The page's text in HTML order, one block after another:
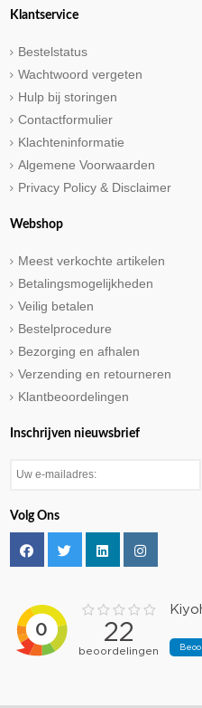
Klantservice
Bestelstatus
Wachtwoord vergeten
Hulp bij storingen
Contactformulier
Klachteninformatie
Algemene Voorwaarden
Privacy Policy & Disclaimer
Webshop
Meest verkochte artikelen
Betalingsmogelijkheden
Veilig betalen
Bestelprocedure
Bezorging en afhalen
Verzending en retourneren
Klantbeoordelingen
Inschrijven nieuwsbrief
Volg Ons